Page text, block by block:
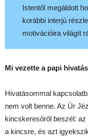
Istentől megáldott
korábbi interjú
motivációira világít
Mi vezette a papi
Hivatásommal
nem volt benne. Az Úr
kincskeresőről beszél:
a kincsre, és azt